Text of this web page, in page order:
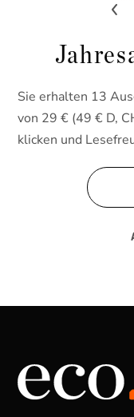
Sie erhalten 13
von 29 € (49 € D,
klicken und